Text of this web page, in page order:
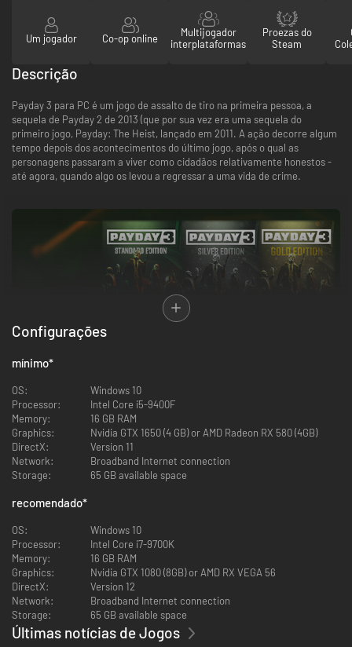
Um jogador Co-op online
Multijogador
interplataformas
Proezas do
Steam
Descrição
Payday 3 para PC é um jogo de assalto de tiro na primeira pessoa, a
sequela de Payday 2 de 2013 (que por sua vez era uma sequela do
primeiro jogo, Payday: The Heist, lançado em 2011. A ação decorre algum
tempo depois dos acontecimentos do último jogo, após o qual as
personagens passaram a viver como cidadãos relativamente honestos -
até agora, quando algo os levou a regressar a uma vida de crime.
Sobre o Jogo
Desta vez, a ação decorre principalmente em Nova Iorque e o jogo é
atualizado para a década de 2020, com métodos de vigilância modernos e
criptomoeda para oferecer uma experiência autêntica. Os jogadores têm
de trabalhar em conjunto para cumprir vários objectivos, como roubar
Configurações
mínimo*
OS:
Windows 10
Processor:
Intel Core i5-9400F
Memory:
16 GB RAM
Graphics:
Nvidia GTX 1650 (4 GB) or AMD Radeon RX 580 (4GB)
DirectX:
Version 11
Network:
Broadband Internet connection
Storage:
65 GB available space
recomendado*
OS:
Windows 10
Processor:
Intel Core i7-9700K
Memory:
16 GB RAM
Graphics:
Nvidia GTX 1080 (8GB) or AMD RX VEGA 56
DirectX:
Version 12
Network:
Broadband Internet connection
Storage:
65 GB available space
Últimas notícias de Jogos